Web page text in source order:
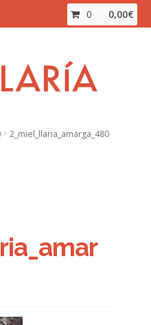
0 0,00€
2_miel_llaria_amarga_480